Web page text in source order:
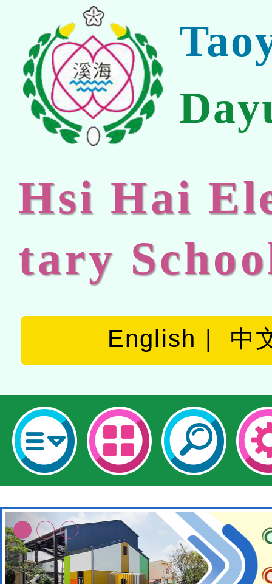
Hsi Hai
tary
English 中